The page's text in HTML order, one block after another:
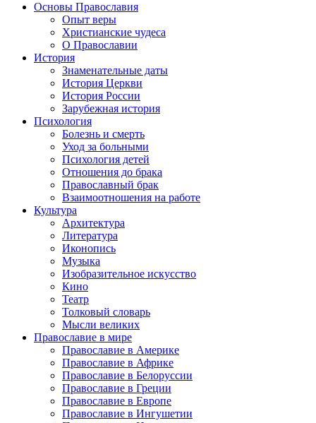
Основы Православия
Опыт веры
Христианские чудеса
О Православии
История
Знаменательные даты
История Церкви
История России
Зарубежная история
Психология
Болезнь и смерть
Уход за больными
Психология детей
Отношения до брака
Православный брак
Взаимоотношения на работе
Культура
Архитектура
Литература
Иконопись
Музыка
Изобразительное искусство
Кино
Театр
Толковый словарь
Мысли великих
Православие в мире
Православие в Америке
Православие в Африке
Православие в Белоруссии
Православие в Греции
Православие в Европе
Православие в Ингушетии